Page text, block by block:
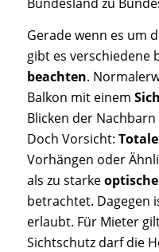
Gerade wenn es um
gibt es verschiedene
beachten.
Balkon mit einem
Blicken der
Doch Vorsicht:
Vorhängen oder
als zu starke
betrachtet. Dagegen
erlaubt. Für Mieter
Sichtschutz darf die